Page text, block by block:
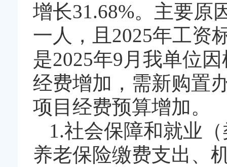
增长31.68%。主要原
一人，且2025年工资
是2025年9月我单位
经费增加，需新购置
项目经费预算增加。
1.社会保障和就业
养老保险缴费支出、